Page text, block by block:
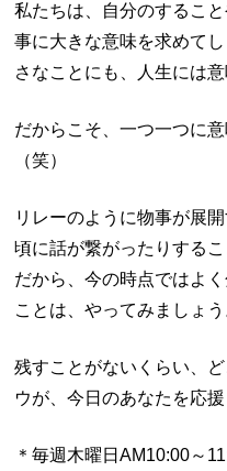
私たちは、自分のするこ
事に大きな意味を求めて
さなことにも、人生には意
だからこそ、一つ一つに
（笑）
リレーのように物事が展
頃に話が繋がったりするこ
だから、今の時点ではよ
ことは、やってみましょう
残すことがないくらい、
ウが、今日のあなたを応援
＊毎週木曜日AM10:00～